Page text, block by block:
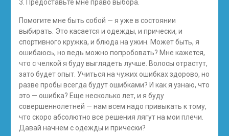
3. Предоставьте мне право выбора.
Помогите мне быть собой — я уже в состоянии
выбирать. Это касается и одежды, и прически, и
спортивного кружка, и блюда на ужин. Может быть, я
ошибаюсь, но ведь можно попробовать? Мне кажется,
что с челкой я буду выглядеть лучше. Волосы отрастут,
зато будет опыт. Учиться на чужих ошибках здорово, но
разве пробы всегда будут ошибками? И как я узнаю, что
это — ошибка? Еще несколько лет, и я буду
совершеннолетней — нам всем надо привыкать к тому,
что скоро абсолютно все решения лягут на мои плечи.
Давай начнем с одежды и прически?